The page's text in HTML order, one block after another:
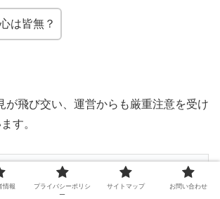
は皆無？
が飛び交い、運営からも厳重注意を受け
す。
ピオカ屋のスタンプカードを不正に
情報
プライバシーポリシ
ー
サイトマップ お問い合わせ